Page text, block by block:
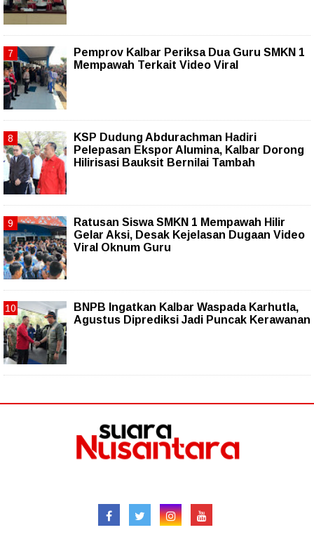
Pemprov Kalbar Periksa Dua Guru SMKN 1
Mempawah Terkait Video Viral
KSP Dudung Abdurachman Hadiri
Pelepasan Ekspor Alumina, Kalbar Dorong
Hilirisasi Bauksit Bernilai Tambah
Ratusan Siswa SMKN 1 Mempawah Hilir
Gelar Aksi, Desak Kejelasan Dugaan Video
Viral Oknum Guru
BNPB Ingatkan Kalbar Waspada Karhutla,
Agustus Diprediksi Jadi Puncak Kerawanan